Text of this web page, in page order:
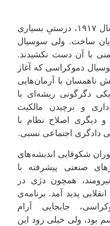
پیروزی انقلاب اکتبر در سال ۱۹۱۷، درستیِ بسیاری
ساخت. ولی سوسیال
با آن دست نکشیدند.
دموکراسی که آغاز
با آرمان‌هایی
دگرگونی ریشه‌ای با
و برچیدن مالکیت
اصلاح نظام با
دادگری اجتماعی نسبی.
شکوفایی اندیشه‌های
صنعتی پیشرفته با
همچون دژی در
پدید آمد. برنامه‌ی
جابجایی آرام
ولی خیلی زود این